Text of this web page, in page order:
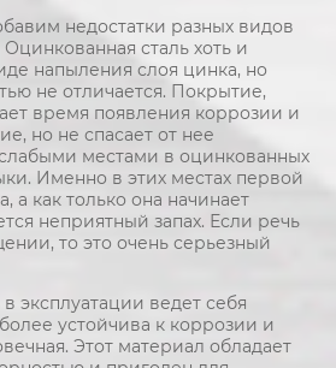
недостатки разных видов
сталь хоть и
напыления слоя цинка, но
не отличается. Покрытие,
время появления коррозии и
но не спасает от нее
местами в оцинкованных
Именно в этих местах первой
а как только она начинает
неприятный запах. Если речь
то это очень серьезный
эксплуатации ведет себя
устойчива к коррозии и
Этот материал обладает